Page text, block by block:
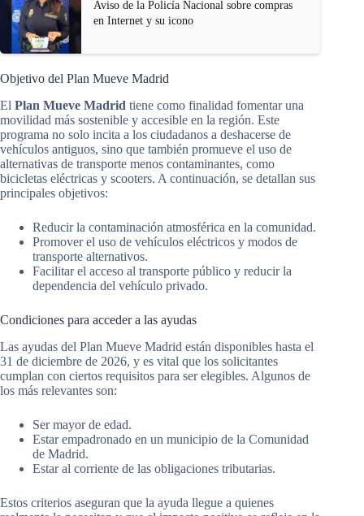
Aviso de la Policía Nacional sobre compras
en Internet y su icono
Objetivo del Plan Mueve Madrid
El Plan Mueve Madrid tiene como finalidad fomentar una
movilidad más sostenible y accesible en la región. Este
programa no solo incita a los ciudadanos a deshacerse de
vehículos antiguos, sino que también promueve el uso de
alternativas de transporte menos contaminantes, como
bicicletas eléctricas y scooters. A continuación, se detallan sus
principales objetivos:
Reducir la contaminación atmosférica en la comunidad.
Promover el uso de vehículos eléctricos y modos de
transporte alternativos.
Facilitar el acceso al transporte público y reducir la
dependencia del vehículo privado.
Condiciones para acceder a las ayudas
Las ayudas del Plan Mueve Madrid están disponibles hasta el
31 de diciembre de 2026, y es vital que los solicitantes
cumplan con ciertos requisitos para ser elegibles. Algunos de
los más relevantes son:
Ser mayor de edad.
Estar empadronado en un municipio de la Comunidad
de Madrid.
Estar al corriente de las obligaciones tributarias.
Estos criterios aseguran que la ayuda llegue a quienes